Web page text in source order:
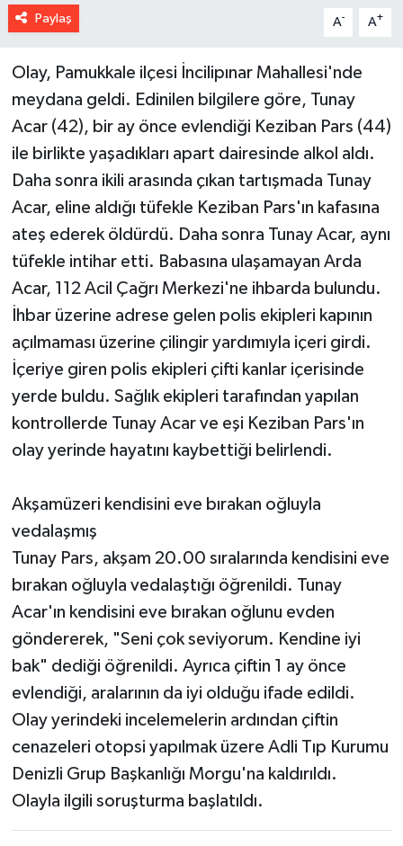
Paylaş A- A+
Olay, Pamukkale ilçesi İncilipınar Mahallesi'nde
meydana geldi. Edinilen bilgilere göre, Tunay
Acar (42), bir ay önce evlendiği Keziban Pars (44)
ile birlikte yaşadıkları apart dairesinde alkol aldı.
Daha sonra ikili arasında çıkan tartışmada Tunay
Acar, eline aldığı tüfekle Keziban Pars'ın kafasına
ateş ederek öldürdü. Daha sonra Tunay Acar, aynı
tüfekle intihar etti. Babasına ulaşamayan Arda
Acar, 112 Acil Çağrı Merkezi'ne ihbarda bulundu.
İhbar üzerine adrese gelen polis ekipleri kapının
açılmaması üzerine çilingir yardımıyla içeri girdi.
İçeriye giren polis ekipleri çifti kanlar içerisinde
yerde buldu. Sağlık ekipleri tarafından yapılan
kontrollerde Tunay Acar ve eşi Keziban Pars'ın
olay yerinde hayatını kaybettiği belirlendi.
Akşamüzeri kendisini eve bırakan oğluyla
vedalaşmış
Tunay Pars, akşam 20.00 sıralarında kendisini eve
bırakan oğluyla vedalaştığı öğrenildi. Tunay
Acar'ın kendisini eve bırakan oğlunu evden
göndererek, "Seni çok seviyorum. Kendine iyi
bak" dediği öğrenildi. Ayrıca çiftin 1 ay önce
evlendiği, aralarının da iyi olduğu ifade edildi.
Olay yerindeki incelemelerin ardından çiftin
cenazeleri otopsi yapılmak üzere Adli Tıp Kurumu
Denizli Grup Başkanlığı Morgu'na kaldırıldı.
Olayla ilgili soruşturma başlatıldı.